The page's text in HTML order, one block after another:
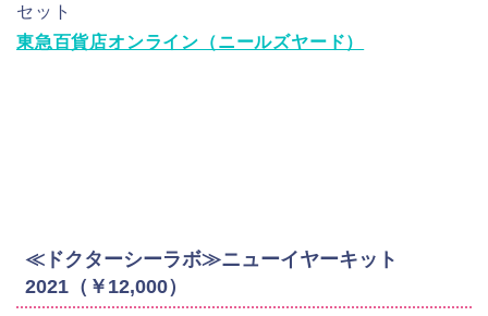
セット
東急百貨店オンライン（ニールズヤード）
≪ドクターシーラボ≫ニューイヤーキット
2021（￥12,000）